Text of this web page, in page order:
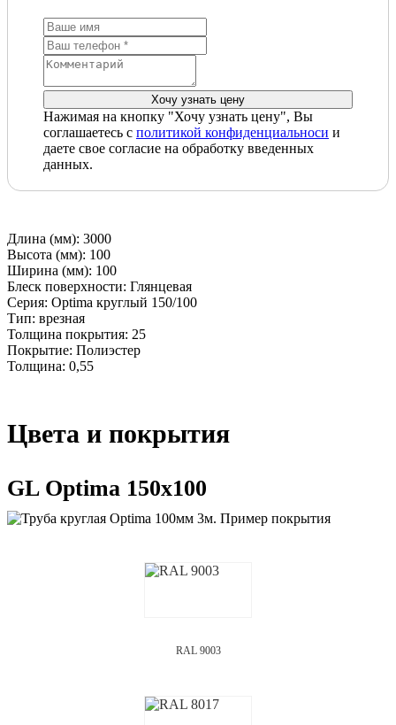
Нажимая на кнопку "Хочу узнать цену", Вы
соглашаетесь с политикой конфиденциальноси и
даете свое согласие на обработку введенных
данных.
Длина (мм): 3000
Высота (мм): 100
Ширина (мм): 100
Блеск поверхности: Глянцевая
Серия: Optima круглый 150/100
Тип: врезная
Толщина покрытия: 25
Покрытие: Полиэстер
Толщина: 0,55
Цвета и покрытия
GL Optima 150х100
RAL 9003